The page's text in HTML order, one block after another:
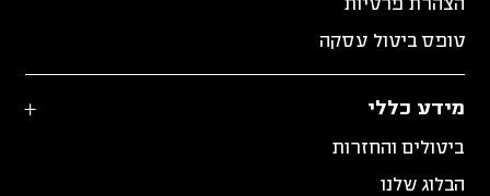
הצהרת פרטיות
טופס ביטול עסקה
מידע כללי
ביטולים והחזרות
הבלוג שלנו